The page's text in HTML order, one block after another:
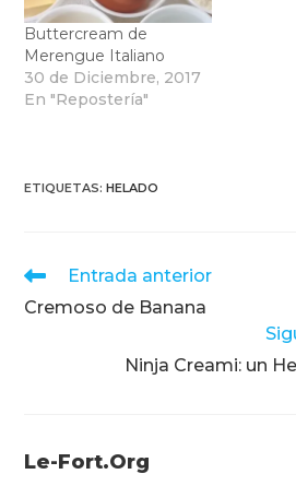
Buttercream de
Merengue Italiano
30 de Diciembre, 2017
En "Repostería"
ETIQUETAS:HELADO
Leer
artículos
Entrada anterior
Cremoso de Banana
Ninja Creami: un
Le-Fort.org